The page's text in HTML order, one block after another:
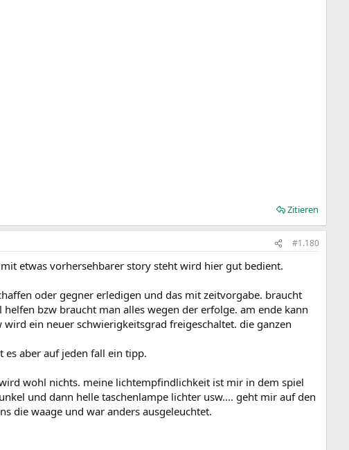
Zitieren
#1.180
etwas vorhersehbarer story steht wird hier gut bedient.
oder gegner erledigen und das mit zeitvorgabe. braucht
bzw braucht man alles wegen der erfolge. am ende kann
ein neuer schwierigkeitsgrad freigeschaltet. die ganzen
aber auf jeden fall ein tipp.
wohl nichts. meine lichtempfindlichkeit ist mir in dem spiel
und dann helle taschenlampe lichter usw.... geht mir auf den
die waage und war anders ausgeleuchtet.